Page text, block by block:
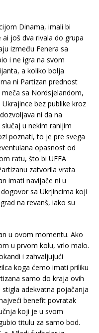
Dinama, imali bi
još dva rivala do grupa
između Fenera sa
i ne igra na svom
a koliko bolja
ni Partizan prednost
sa Nordsjelandom,
bez publike kroz
ni da na
u nekim ranijim
poznati, to je pre svega
opasnost od
ratu, što bi UEFA
zatvorila vrata
imati navijače ni u
sa Ukrjincima koji
na revanš, iako su
u ovom momentu. Ako
u prvom kolu, vrlo malo.
i zahvaljujući
koga ćemo imati priliku
samo do kraja ovih
stigla adekvatna pojačanja
benefit povratak
koji je u svom
titulu za samo bod.